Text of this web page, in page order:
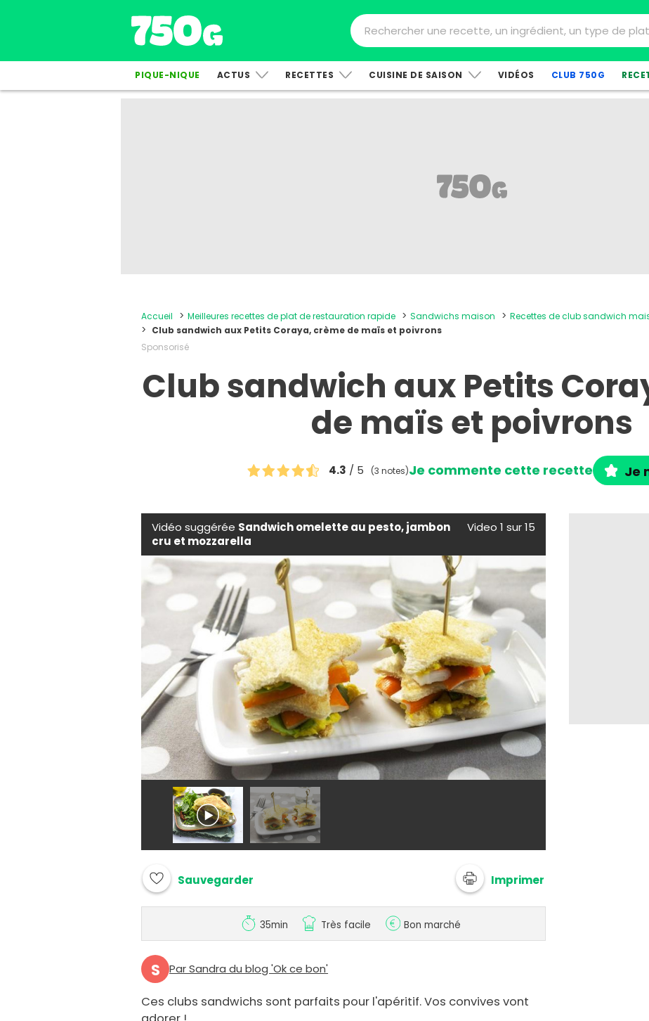
PIQUE-NIQUE ACTUS RECETTES CUISINE DE SAISON VIDÉOS CLUB 750G
Accueil Meilleures recettes de plat de restauration rapide Sandwichs maison
Recettes de club sandwich
Club sandwich aux Petits Coraya, crème de maïs et poivrons
Sponsorisé
Club sandwich aux Petits
de maïs et poivrons
4.3 / 5 (3 notes)Je commente cette recette Je
Vidéo suggérée Sandwich omelette au pesto, jambon
cru et mozzarella
Video 1 sur 15
Sauvegarder Imprimer
35min Très facile Bon marché
S Par Sandra du blog 'Ok ce bon'
Ces clubs sandwichs sont parfaits pour l'apéritif. Vos convives vont